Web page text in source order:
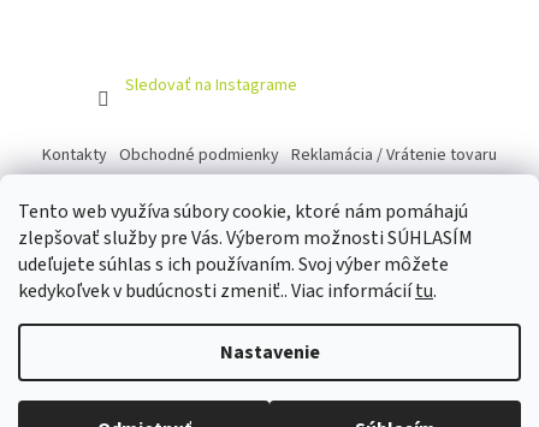
Tento web využíva súbory cookie, ktoré nám pomáhajú
zlepšovať služby pre Vás. Výberom možnosti SÚHLASÍM
udeľujete súhlas s ich používaním. Svoj výber môžete
kedykoľvek v budúcnosti zmeniť.. Viac informáciítu.
Nastavenie
Sledovať na Instagrame
Kontakty Obchodné podmienky Reklamácia / Vrátenie tovaru
Vytvoril Shoptet
100LICKY. Všetky práva vyhradené.